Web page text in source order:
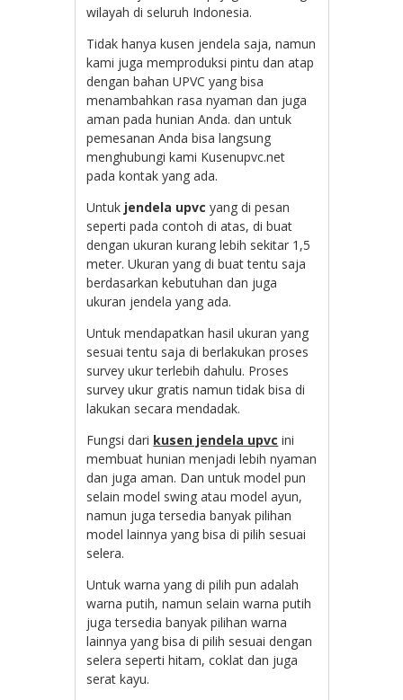
wilayah di seluruh Indonesia.
Tidak hanya kusen jendela saja, namun
kami juga memproduksi pintu dan atap
dengan bahan UPVC yang bisa
menambahkan rasa nyaman dan juga
aman pada hunian Anda. dan untuk
pemesanan Anda bisa langsung
menghubungi kami Kusenupvc.net
pada kontak yang ada.
Untuk jendela upvc yang di pesan
seperti pada contoh di atas, di buat
dengan ukuran kurang lebih sekitar 1,5
meter. Ukuran yang di buat tentu saja
berdasarkan kebutuhan dan juga
ukuran jendela yang ada.
Untuk mendapatkan hasil ukuran yang
sesuai tentu saja di berlakukan proses
survey ukur terlebih dahulu. Proses
survey ukur gratis namun tidak bisa di
lakukan secara mendadak.
Fungsi dari kusen jendela upvc ini
membuat hunian menjadi lebih nyaman
dan juga aman. Dan untuk model pun
selain model swing atau model ayun,
namun juga tersedia banyak pilihan
model lainnya yang bisa di pilih sesuai
selera.
Untuk warna yang di pilih pun adalah
warna putih, namun selain warna putih
juga tersedia banyak pilihan warna
lainnya yang bisa di pilih sesuai dengan
selera seperti hitam, coklat dan juga
serat kayu.